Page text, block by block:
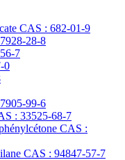
CAS : 682-01-9
28-8
7
0
99-6
: 33525-68-7
CAS :
CAS : 94847-57-7